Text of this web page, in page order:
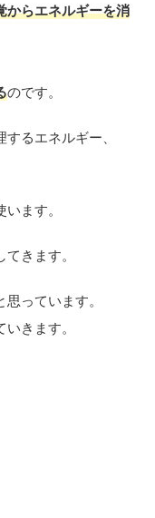
からエネルギーを消
のです。
るエネルギー、
ます。
きます。
っています。
きます。